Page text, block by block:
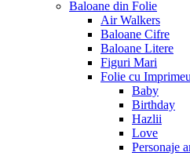
Baloane din Folie
Air Walkers
Baloane Cifre
Baloane Litere
Figuri Mari
Folie cu
Baby
Birthday
Hazlii
Love
Personaje